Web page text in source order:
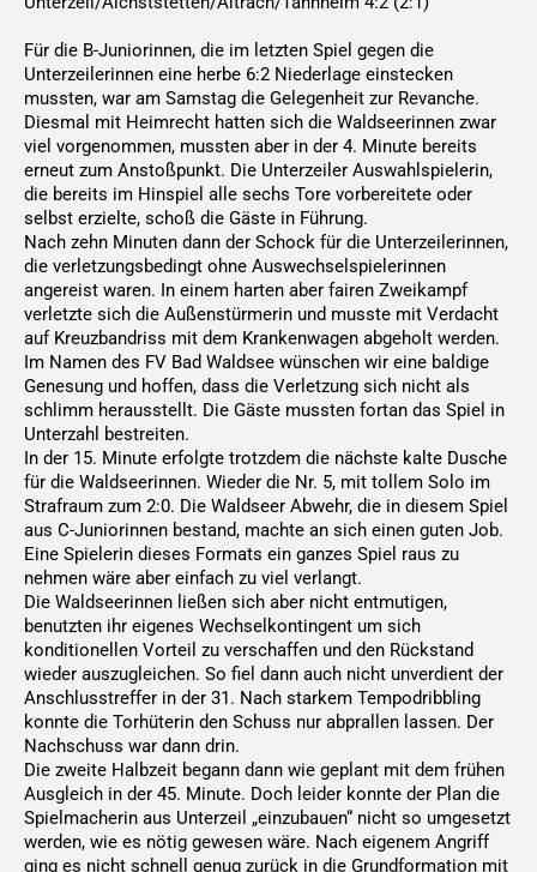
Für die B-Juniorinnen, die im letzten Spiel gegen die
Unterzeilerinnen eine herbe 6:2 Niederlage einstecken
mussten, war am Samstag die Gelegenheit zur Revanche.
Diesmal mit Heimrecht hatten sich die Waldseerinnen zwar
viel vorgenommen, mussten aber in der 4. Minute bereits
erneut zum Anstoßpunkt. Die Unterzeiler Auswahlspielerin,
die bereits im Hinspiel alle sechs Tore vorbereitete oder
selbst erzielte, schoß die Gäste in Führung.
Nach zehn Minuten dann der Schock für die Unterzeilerinnen,
die verletzungsbedingt ohne Auswechselspielerinnen
angereist waren. In einem harten aber fairen Zweikampf
verletzte sich die Außenstürmerin und musste mit Verdacht
auf Kreuzbandriss mit dem Krankenwagen abgeholt werden.
Im Namen des FV Bad Waldsee wünschen wir eine baldige
Genesung und hoffen, dass die Verletzung sich nicht als
schlimm herausstellt. Die Gäste mussten fortan das Spiel in
Unterzahl bestreiten.
In der 15. Minute erfolgte trotzdem die nächste kalte Dusche
für die Waldseerinnen. Wieder die Nr. 5, mit tollem Solo im
Strafraum zum 2:0. Die Waldseer Abwehr, die in diesem Spiel
aus C-Juniorinnen bestand, machte an sich einen guten Job.
Eine Spielerin dieses Formats ein ganzes Spiel raus zu
nehmen wäre aber einfach zu viel verlangt.
Die Waldseerinnen ließen sich aber nicht entmutigen,
benutzten ihr eigenes Wechselkontingent um sich
konditionellen Vorteil zu verschaffen und den Rückstand
wieder auszugleichen. So fiel dann auch nicht unverdient der
Anschlusstreffer in der 31. Nach starkem Tempodribbling
konnte die Torhüterin den Schuss nur abprallen lassen. Der
Nachschuss war dann drin.
Die zweite Halbzeit begann dann wie geplant mit dem frühen
Ausgleich in der 45. Minute. Doch leider konnte der Plan die
Spielmacherin aus Unterzeil „einzubauen“ nicht so umgesetzt
werden, wie es nötig gewesen wäre. Nach eigenem Angriff
ging es nicht schnell genug zurück in die Grundformation mit